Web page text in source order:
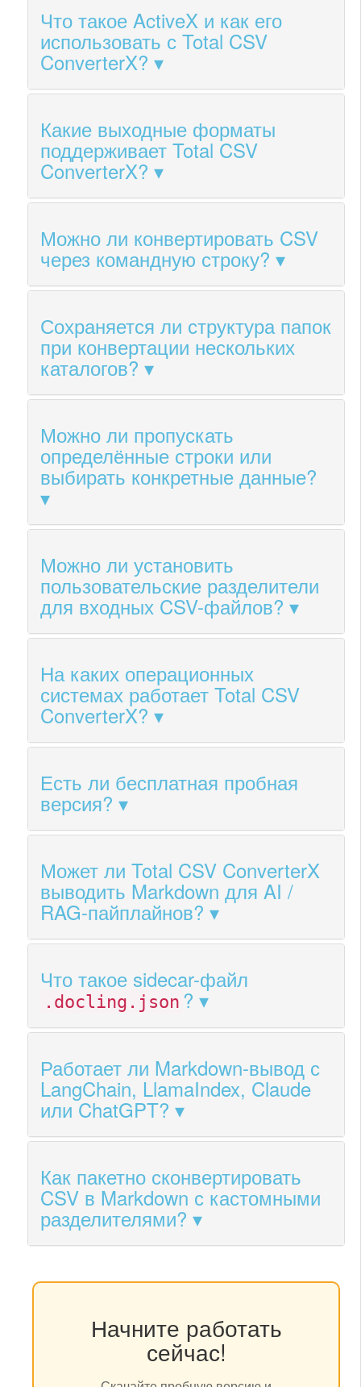
Что такое ActiveX и как его
использовать с Total CSV
ConverterX?
Какие выходные форматы
поддерживает Total CSV
ConverterX?
Можно ли конвертировать CSV
через командную строку?
Сохраняется ли структура папок
при конвертации нескольких
каталогов?
Можно ли пропускать
определённые строки или
выбирать конкретные данные?
Можно ли установить
пользовательские разделители
для входных CSV-файлов?
На каких операционных
системах работает Total CSV
ConverterX?
Есть ли бесплатная пробная
версия?
Может ли Total CSV ConverterX
выводить Markdown для AI /
RAG-пайплайнов?
Что такое sidecar-файл
.docling.json ?
Работает ли Markdown-вывод с
LangChain, LlamaIndex, Claude
или ChatGPT?
Как пакетно сконвертировать
CSV в Markdown с кастомными
разделителями?
Начните работать
сейчас!